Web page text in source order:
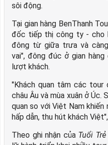
sôi động.
Tại gian hàng BenThanh
đốc tiếp thị công ty - cho
đông từ giữa trưa và
vai", đông đúc ở gian
lượt khách.
"Khách quan tâm các
châu Âu và mùa xuân ở
quan so với Việt Nam
hấp dẫn, thu hút khách
Theo ghi nhận của Tuổi